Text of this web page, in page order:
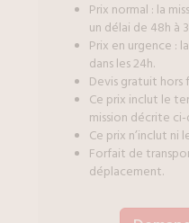
Prix normal : la
un délai de 48h à
Prix en urgence :
dans les 24h.
Devis gratuit hors
Ce prix inclut le
mission décrite ci-
Ce prix n’inclut ni
Forfait de
déplacement.